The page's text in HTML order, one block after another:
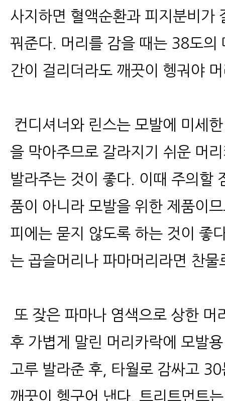
사지하면 혈액순환과 피지분비가
꿔준다. 머리를 감을 때는 38도의
간이 걸리더라도 깨끗이 헹궈야
컨디셔너와 린스는 모발에 미세
을 막아주므로 갈라지기 쉬운 머
발라주는 것이 좋다. 이때 주의할
품이 아니라 모발을 위한 제품이
피에는 묻지 않도록 하는 것이 좋
는 곱슬머리나 파마머리라면 찬
또 잦은 파마나 염색으로 상한 머
후 가볍게 말린 머리카락에 모발
고루 발라준 후, 타월로 감싸고
깨끗이 헹구어 낸다. 트리트먼트